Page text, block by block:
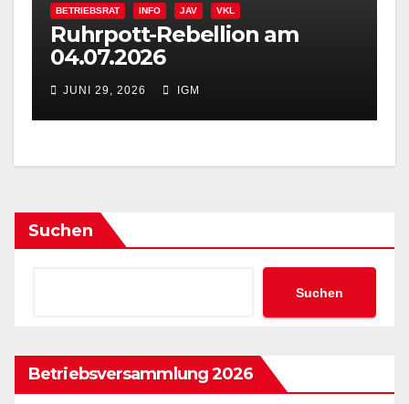
BETRIEBSRAT INFO JAV VKL
Ruhrpott-Rebellion am
04.07.2026
JUNI 29, 2026 IGM
Suchen
Suchen
Betriebsversammlung 2026